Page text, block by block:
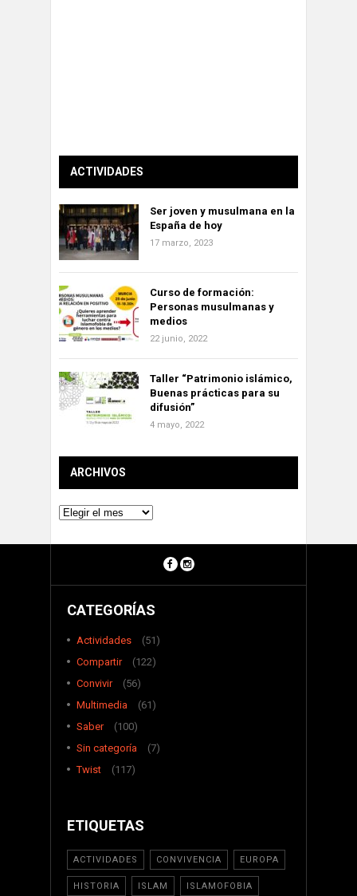
ACTIVIDADES
Ser joven y musulmana en la
España de hoy
17 marzo, 2023
Curso de formación:
Personas musulmanas y
medios
22 junio, 2022
Taller “Patrimonio islámico,
Buenas prácticas para su
difusión”
4 mayo, 2022
ARCHIVOS
Archivos
CATEGORÍAS
Actividades
(51)
Compartir
(122)
Convivir
(56)
Multimedia
(61)
Saber
(100)
Sin categoría
(7)
Twist
(117)
ETIQUETAS
ACTIVIDADES CONVIVENCIA EUROPA
HISTORIA ISLAM ISLAMOFOBIA